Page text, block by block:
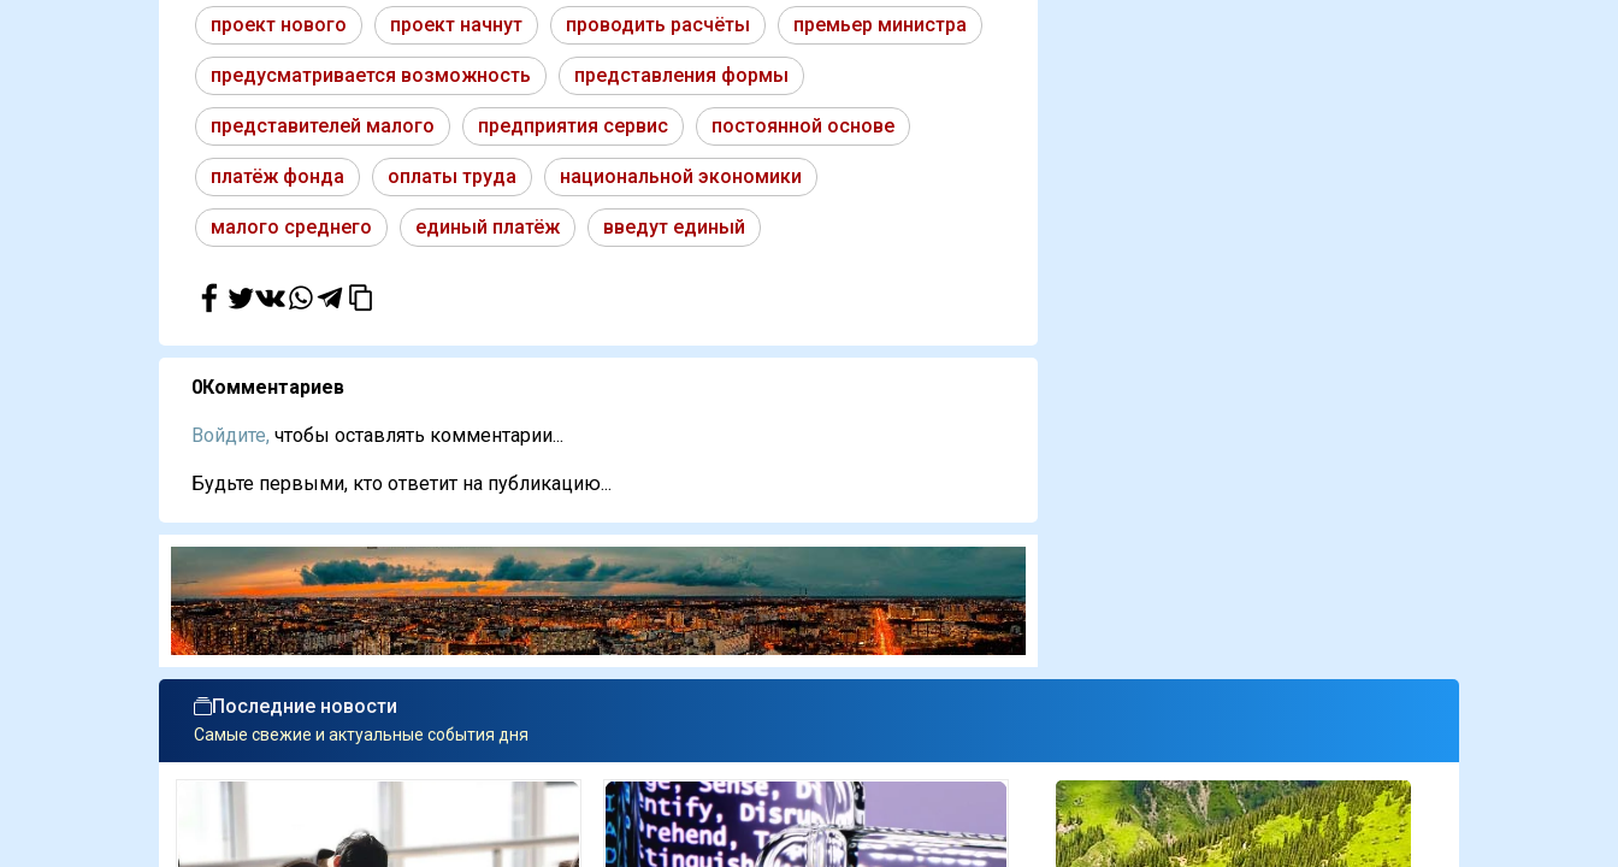
проект нового проект начнут проводить расчёты премьер министра
предусматривается возможность представления формы
представителей малого предприятия сервис постоянной основе
платёж фонда оплаты труда национальной экономики
малого среднего единый платёж введут единый
0Комментариев
Войдите, чтобы оставлять комментарии...
Будьте первыми, кто ответит на публикацию...
Последние новости
Самые свежие и актуальные события дня